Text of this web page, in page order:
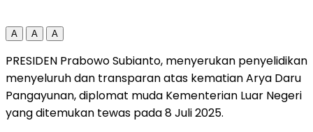
A A A
PRESIDEN Prabowo Subianto, menyerukan penyelidikan
menyeluruh dan transparan atas kematian Arya Daru
Pangayunan, diplomat muda Kementerian Luar Negeri
yang ditemukan tewas pada 8 Juli 2025.